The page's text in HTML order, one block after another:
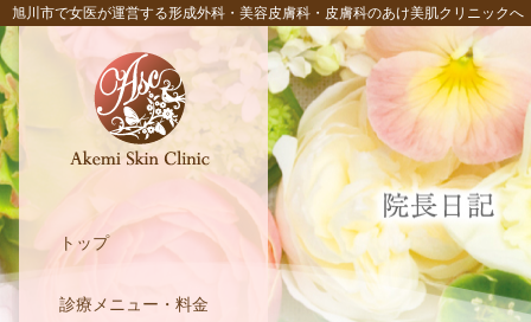
旭川市で女医が運営する形成外科・美容皮膚科・皮膚科のあけ美肌クリニックへ
トップ
診療メニュー・料金